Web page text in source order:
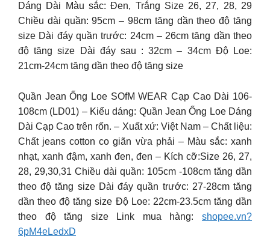
Dáng Dài Màu sắc: Đen, Trắng Size 26, 27, 28, 29
Chiều dài quần: 95cm – 98cm tăng dần theo độ tăng
size Dài đáy quần trước: 24cm – 26cm tăng dần theo
độ tăng size Dài đáy sau : 32cm – 34cm Độ Loe:
21cm-24cm tăng dần theo độ tăng size
Quần Jean Ống Loe SOfM WEAR Cạp Cao Dài 106-
108cm (LD01) – Kiểu dáng: Quần Jean Ống Loe Dáng
Dài Cạp Cao trên rốn. – Xuất xứ: Việt Nam – Chất liệu:
Chất jeans cotton co giãn vừa phải – Màu sắc: xanh
nhạt, xanh đậm, xanh đen, đen – Kích cỡ:Size 26, 27,
28, 29,30,31 Chiều dài quần: 105cm -108cm tăng dần
theo độ tăng size Dài đáy quần trước: 27-28cm tăng
dần theo độ tăng size Độ Loe: 22cm-23.5cm tăng dần
theo độ tăng size Link mua hàng: shopee.vn?
6pM4eLedxD